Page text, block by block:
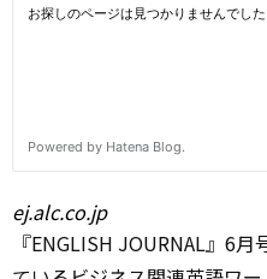
ej.alc.co.jp
『ENGLISH JOURNAL』6